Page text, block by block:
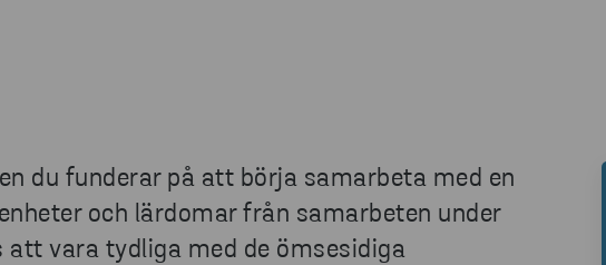
du funderar på att börja samarbeta med en
och lärdomar från samarbeten under
att vara tydliga med de ömsesidiga